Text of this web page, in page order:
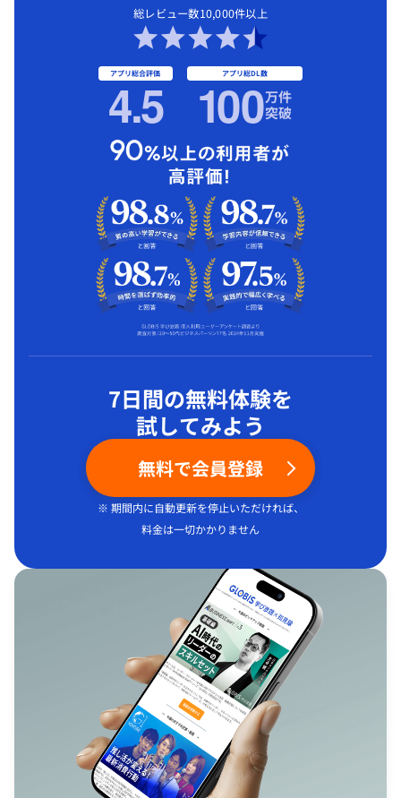
総レビュー数10,000件以上
アプリ総合評価
4.5 アプリ総DL数
100万件
突破
7日間の無料体験を
試してみよう
無料で会員登録
※ 期間内に自動更新を停止いただければ、
料金は一切かかりません